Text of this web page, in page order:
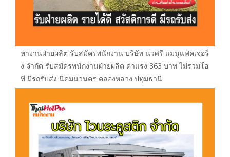
หางานฝ่ายผลิต รับสมัครพนักงาน บริษัท นวศรี แมนูแฟคเจอริ่
ง จำกัด รับสมัครพนักงานฝ่ายผลิต ค่าแรง 363 บาท ไม่รวมโอ
ที มีรถรับส่ง นิคมนวนคร คลองหลวง ปทุมธานี